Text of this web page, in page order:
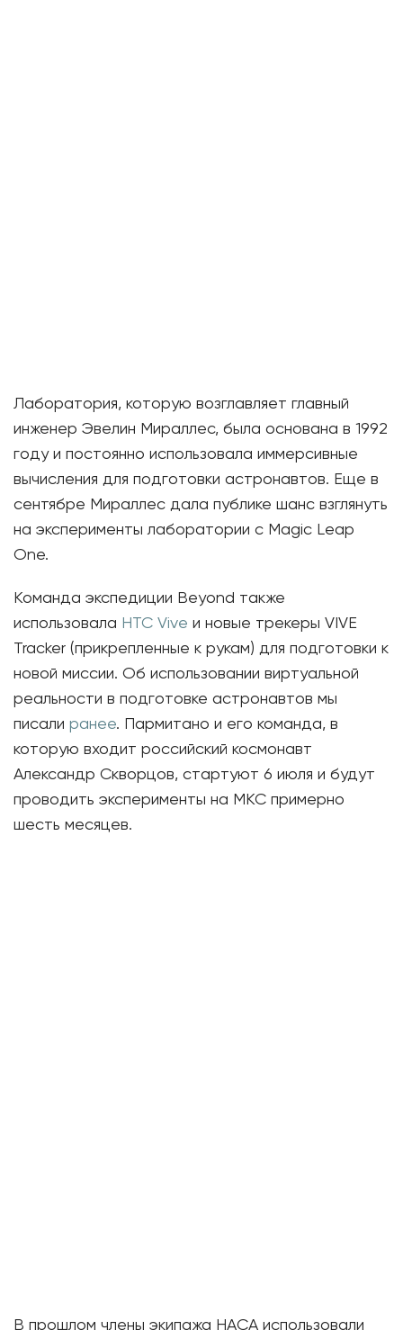
Лаборатория, которую возглавляет главный
инженер Эвелин Мираллес, была основана в 1992
году и постоянно использовала иммерсивные
вычисления для подготовки астронавтов. Еще в
сентябре Мираллес дала публике шанс взглянуть
на эксперименты лаборатории с Magic Leap
One.
Команда экспедиции Beyond также
использовала HTC Vive и новые трекеры VIVE
Tracker (прикрепленные к рукам) для подготовки к
новой миссии. Об использовании виртуальной
реальности в подготовке астронавтов мы
писали ранее. Пармитано и его команда, в
которую входит российский космонавт
Александр Скворцов, стартуют 6 июля и будут
проводить эксперименты на МКС примерно
шесть месяцев.
В прошлом члены экипажа НАСА использовали